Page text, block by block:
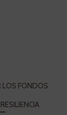
LOS FONDOS